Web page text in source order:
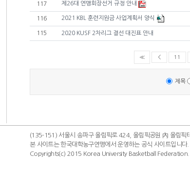
117 제26대 연맹회장선거 규정 안내
116 2021 KBL 훈련지원금 사업계획서 양식
115 2020 KUSF 2차리그 결선 대진표 안내
≪ ＜ 11
제목
(135-151) 서울시 송파구 올림픽로 424, 올림픽공원 內 올림
본 사이트는 한국대학농구연맹에서 운영하는 공식 사이트입니다.
Copyrights(c) 2015 Korea University Basketball Federation.